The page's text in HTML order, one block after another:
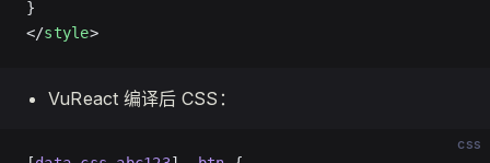
}
</style>
VuReact 编译后 CSS：
css